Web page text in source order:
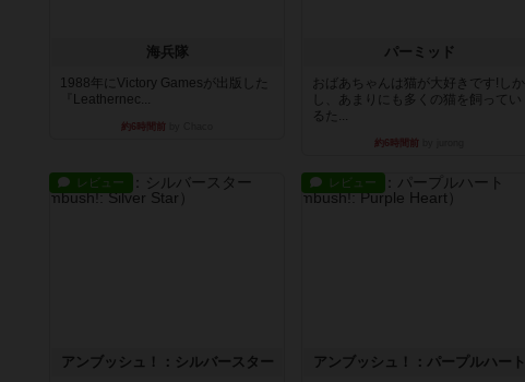
海兵隊
1988年にVictory Gamesが出版した
『Leathernec...
約6時間前
パーミッド
おばあちゃんは猫が大好きです!しか
し、あまりにも多くの猫を飼ってい
るた...
約6時間前
レビュー
アンブッシュ！：シルバースター
レビュー
アンブッシュ！：パープルハート